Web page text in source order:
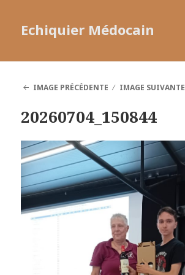
Echiquier Médocain
IMAGE PRÉCÉDENTE
IMAGE SUIVANTE
20260704_150844